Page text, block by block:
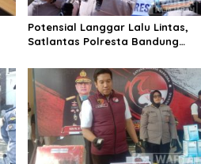
Potensial Langgar Lalu Lintas,
Satlantas Polresta Bandung
Brong